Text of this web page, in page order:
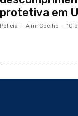
protetiva em
Policia Almi Coelho - 10